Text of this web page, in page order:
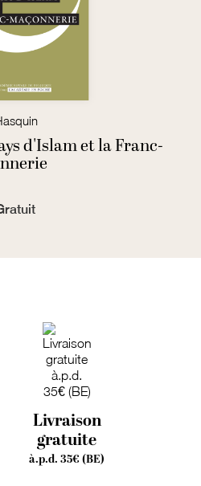
d'Islam et la Franc-
Livraison
gratuite
à.p.d. 35€ (BE)